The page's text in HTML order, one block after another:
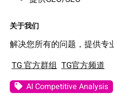
关于我们
解决您所有的问题，提供专
TG 官方群组 TG官方频道
AI Competitive Analysis